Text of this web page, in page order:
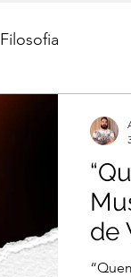
Filosofia
de